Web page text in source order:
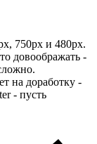
750px и 480px.
довоображать -
на доработку -
- пусть